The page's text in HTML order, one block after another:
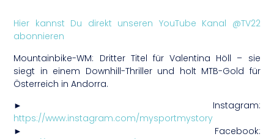
Hier kannst Du direkt unseren YouTube Kanal @TV22
abonnieren
Mountainbike-WM: Dritter Titel für Valentina Höll – sie
siegt in einem Downhill-Thriller und holt MTB-Gold für
Österreich in Andorra.
► Instagram:
https://www.instagram.com/mysportmystory
► Facebook: